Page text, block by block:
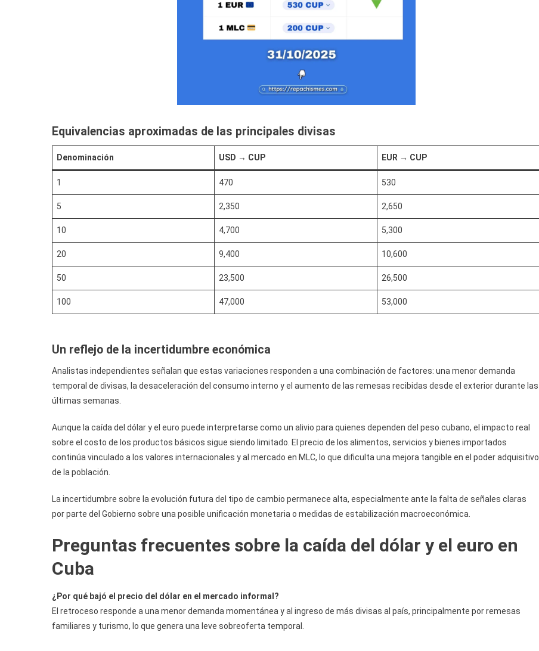
Equivalencias aproximadas de las principales divisas
Denominación USD → CUP EUR → CUP
1 470 530
5 2,350 2,650
10 4,700 5,300
20 9,400 10,600
50 23,500 26,500
100 47,000 53,000
Un reflejo de la incertidumbre económica
Analistas independientes señalan que estas variaciones responden a una combinación de factores: una menor demanda
temporal de divisas, la desaceleración del consumo interno y el aumento de las remesas recibidas desde el exterior durante las
últimas semanas.
Aunque la caída del dólar y el euro puede interpretarse como un alivio para quienes dependen del peso cubano, el impacto real
sobre el costo de los productos básicos sigue siendo limitado. El precio de los alimentos, servicios y bienes importados
continúa vinculado a los valores internacionales y al mercado en MLC, lo que dificulta una mejora tangible en el poder adquisitivo
de la población.
La incertidumbre sobre la evolución futura del tipo de cambio permanece alta, especialmente ante la falta de señales claras
por parte del Gobierno sobre una posible unificación monetaria o medidas de estabilización macroeconómica.
Preguntas frecuentes sobre la caída del dólar y el euro en
Cuba
¿Por qué bajó el precio del dólar en el mercado informal?
El retroceso responde a una menor demanda momentánea y al ingreso de más divisas al país, principalmente por remesas
familiares y turismo, lo que genera una leve sobreoferta temporal.